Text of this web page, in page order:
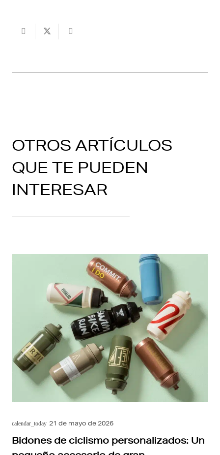
OTROS ARTÍCULOS
QUE TE PUEDEN
INTERESAR
calendar_today 21 de mayo de 2026
Bidones de ciclismo personalizados: Un